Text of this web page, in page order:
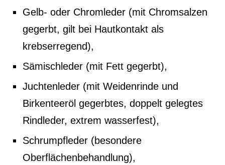
Gelb- oder Chromleder (mit Chromsalzen
gegerbt, gilt bei Hautkontakt als
krebserregend),
Sämischleder (mit Fett gegerbt),
Juchtenleder (mit Weidenrinde und
Birkenteeröl gegerbtes, doppelt gelegtes
Rindleder, extrem wasserfest),
Schrumpfleder (besondere
Oberflächenbehandlung),